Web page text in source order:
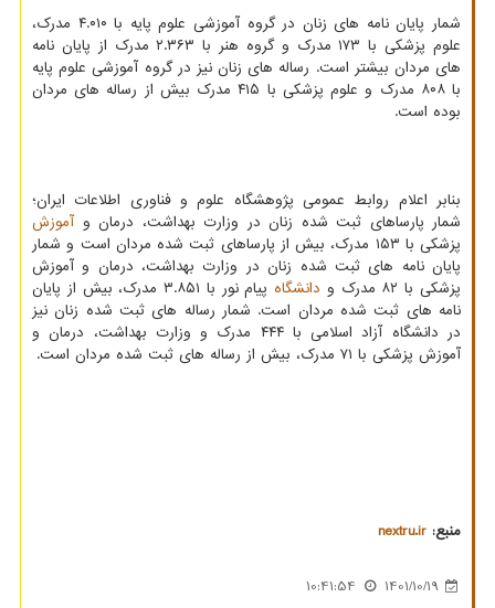
شمار پایان نامه های زنان در گروه آموزشی علوم پایه با ۴.۰۱۰ مدرک،
علوم پزشکی با ۱۷۳ مدرک و گروه هنر با ۲.۳۶۳ مدرک از پایان نامه
های مردان بیشتر است. رساله های زنان نیز در گروه آموزشی علوم پایه
با ۸۰۸ مدرک و علوم پزشکی با ۴۱۵ مدرک بیش از رساله های مردان
بوده است.
بنابر اعلام روابط عمومی پژوهشگاه علوم و فناوری اطلاعات ایران؛
شمار پارساهای ثبت شده زنان در وزارت بهداشت، درمان و آموزش
پزشکی با ۱۵۳ مدرک، بیش از پارساهای ثبت شده مردان است و شمار
پایان نامه های ثبت شده زنان در وزارت بهداشت، درمان و آموزش
پزشکی با ۸۲ مدرک و
دانشگاه
پیام نور با ۳.۸۵۱ مدرک، بیش از پایان
نامه های ثبت شده مردان است. شمار رساله های ثبت شده زنان نیز
در دانشگاه آزاد اسلامی با ۴۴۴ مدرک و وزارت بهداشت، درمان و
آموزش پزشکی با ۷۱ مدرک، بیش از رساله های ثبت شده مردان است.
منبع: nextru.ir
1401/10/19
10:41:54